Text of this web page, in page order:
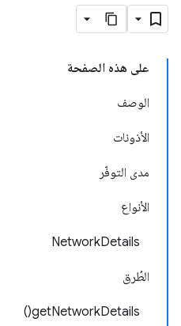
على هذه الصفحة
الوصف
الأذونات
مدى التوفّر
الأنواع
NetworkDetails
الطُرق
getNetworkDetails()